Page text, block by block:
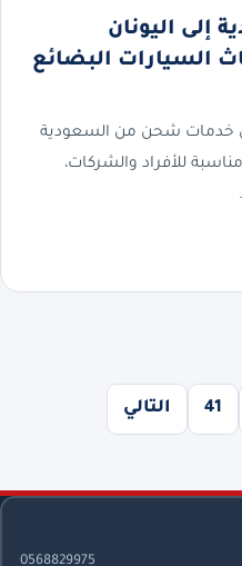
اليونان
الأثاث السيارات البضائع
خدمات شحن من السعودية
للأفراد والشركات،
41 التالي
0568829975